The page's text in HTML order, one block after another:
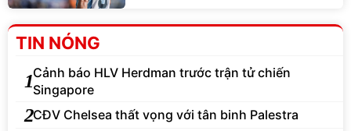
TIN NÓNG
1Cảnh báo HLV Herdman trước trận tử chiến
Singapore
2CĐV Chelsea thất vọng với tân binh Palestra